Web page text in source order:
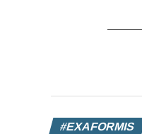
#EXAFORMIS